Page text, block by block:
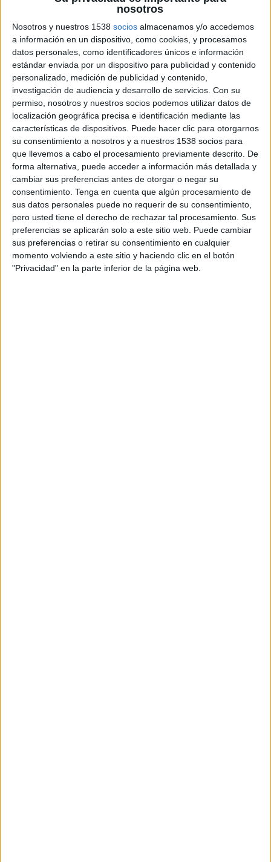
nosotros
Nosotros y nuestros 1538 socios almacenamos y/o accedemos
a información en un dispositivo, como cookies, y procesamos
datos personales, como identificadores únicos e información
estándar enviada por un dispositivo para publicidad y contenido
personalizado, medición de publicidad y contenido,
investigación de audiencia y desarrollo de servicios. Con su
permiso, nosotros y nuestros socios podemos utilizar datos de
localización geográfica precisa e identificación mediante las
características de dispositivos. Puede hacer clic para otorgarnos
su consentimiento a nosotros y a nuestros 1538 socios para
que llevemos a cabo el procesamiento previamente descrito. De
forma alternativa, puede acceder a información más detallada y
cambiar sus preferencias antes de otorgar o negar su
consentimiento. Tenga en cuenta que algún procesamiento de
sus datos personales puede no requerir de su consentimiento,
pero usted tiene el derecho de rechazar tal procesamiento. Sus
preferencias se aplicarán solo a este sitio web. Puede cambiar
sus preferencias o retirar su consentimiento en cualquier
momento volviendo a este sitio y haciendo clic en el botón
"Privacidad" en la parte inferior de la página web.
28 DE MAYO DE 2011
El gran premio ha sido para Almap BBDO y
Volkswagen Tiguan, por el spot 'Traductor'.
En esta sección el jurado ha concedido 40 premios, en concreto 10 oros, 15 platas
y 14 bronces, además del gran premio.
Ver palmarés en fichero adjunto.
IMPRIMIR
TWEET